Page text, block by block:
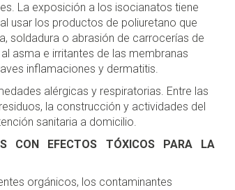
La exposición a los isocianatos tiene
usar los productos de poliuretano que
soldadura o abrasión de carrocerías de
asma e irritantes de las membranas
inflamaciones y dermatitis.
alérgicas y respiratorias. Entre las
la construcción y actividades del
sanitaria a domicilio.
CON EFECTOS TÓXICOS PARA LA
orgánicos, los contaminantes